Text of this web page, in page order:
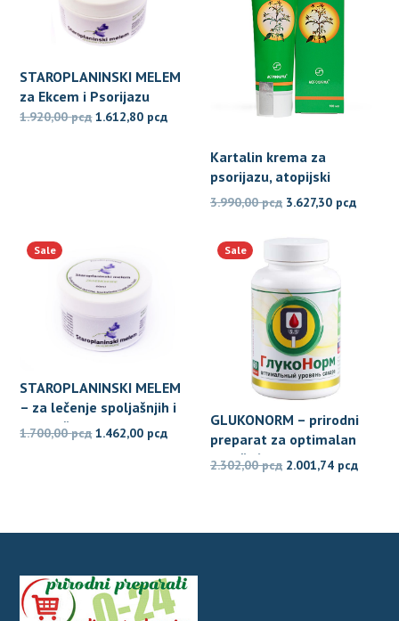
STAROPLANINSKI MELEM
za Ekcem i Psorijazu
1.920,00рсдOriginalna
1.612,80 рсдTrenutna
1.612,80 рсд.
Kartalin krema za
psorijazu, atopijski
dermatitis i ekcem
3.990,00рсд Originalna
je
bila:
3.990,00 рсд.
3.627,30 рсд
Sale
STAROPLANINSKI MELEM
– za lečenje spoljašnjih i
unutrašnjih hemoroida
1.700,00рсдOriginalna
1.462,00 рсдTrenutna
Sale
GLUKONORM – prirodni
preparat za optimalan
nivo šećera u krvi
2.302,00рсд Originalna
2.001,74 рсд